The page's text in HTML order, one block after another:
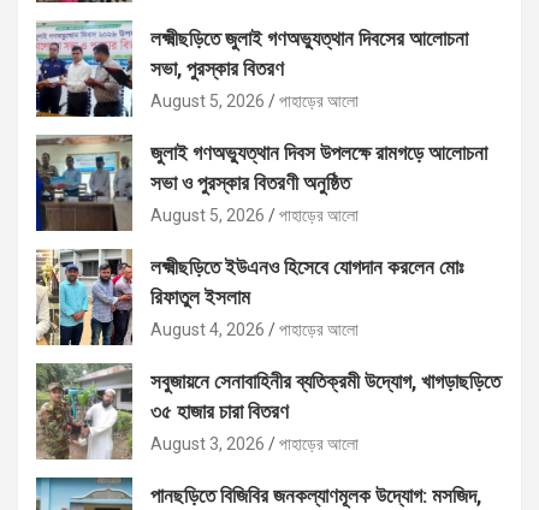
লক্ষ্মীছড়িতে জুলাই গণঅভ্যুত্থান দিবসের আলোচনা
সভা, পুরস্কার বিতরণ
August 5, 2026 পাহাড়ের আলো
জুলাই গণঅভ্যুত্থান দিবস উপলক্ষে রামগড়ে আলোচনা
সভা ও পুরস্কার বিতরণী অনুষ্ঠিত
August 5, 2026 পাহাড়ের আলো
লক্ষ্মীছড়িতে ইউএনও হিসেবে যোগদান করলেন মোঃ
রিফাতুল ইসলাম
August 4, 2026 পাহাড়ের আলো
সবুজায়নে সেনাবাহিনীর ব্যতিক্রমী উদ্যোগ, খাগড়াছড়িতে
৩৫ হাজার চারা বিতরণ
August 3, 2026 পাহাড়ের আলো
পানছড়িতে বিজিবির জনকল্যাণমূলক উদ্যোগ: মসজিদ,